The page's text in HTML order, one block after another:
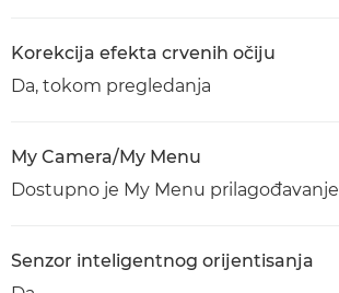
Korekcija efekta crvenih očiju
Da, tokom pregledanja
My Camera/My Menu
Dostupno je My Menu prilagođavanje
Senzor inteligentnog orijentisanja